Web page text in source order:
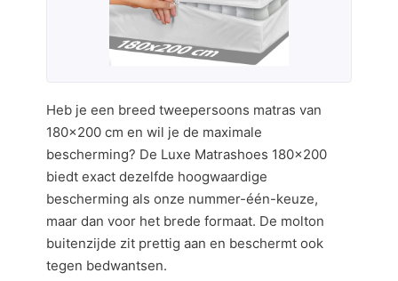
Heb je een breed tweepersoons matras van
180×200 cm en wil je de maximale
bescherming? De Luxe Matrashoes 180×200
biedt exact dezelfde hoogwaardige
bescherming als onze nummer-één-keuze,
maar dan voor het brede formaat. De molton
buitenzijde zit prettig aan en beschermt ook
tegen bedwantsen.